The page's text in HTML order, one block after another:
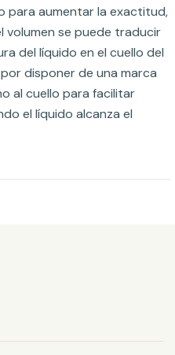
para aumentar la exactitud,
volumen se puede traducir
del líquido en el cuello del
disponer de una marca
al cuello para facilitar
el líquido alcanza el